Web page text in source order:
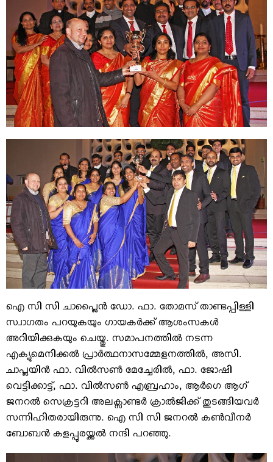
ഐ സി സി ചാപ്ലൈന്‍ ഡോ. ഫാ. തോമസ് താണ്ടപ്പിള്ളി
സ്വാഗതം പറയുകയും ഗായകര്‍ക്ക് ആശംസകള്‍
അറിയിക്കുകയും ചെയ്തു. സമാപനത്തില്‍ നടന്ന
എക്യുമെനിക്കല്‍ പ്രാര്‍ത്ഥനാസമ്മേളനത്തില്‍, അസി.
ചാപ്ലയിന്‍ ഫാ. വില്‍സണ്‍ മേച്ചേരില്‍, ഫാ. ജോഷി
വെട്ടിക്കാട്ട്, ഫാ. വില്‍സണ്‍ എബ്രഹാം, ആര്‍ഗെ ആഗ്
ജനറല്‍ സെക്രട്ടറി അലക്സാണ്ടര്‍ ക്രാല്‍ജിക്ക് തുടങ്ങിയവര്‍
സന്നിഹിതരായിരുന്നു. ഐ സി സി ജനറല്‍ കണ്‍വീനര്‍
ബോബന്‍ കളപ്പുരയ്ക്കല്‍ നന്ദി പറഞ്ഞു.